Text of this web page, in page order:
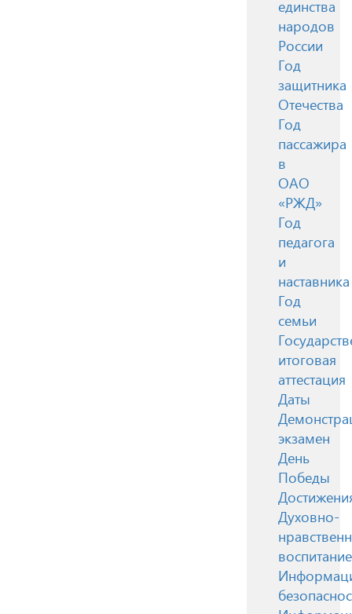
единства
народов
России
Год
защитника
Отечества
Год
пассажира
в
ОАО
«РЖД»
Год
педагога
и
наставника
Год
семьи
итоговая
аттестация
Даты
экзамен
День
Победы
Духовно-
воспитание